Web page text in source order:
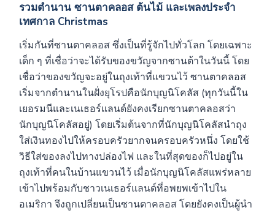
รวมตำนาน ซานตาคลอส ต้นไม้ และเพลงประจำ
เทศกาล Christmas
เริ่มกันที่ซานตาคลอส ซึ่งเป็นที่รู้จักไปทั่วโลก โดยเฉพาะ
เด็ก ๆ ที่เชื่อว่าจะได้รับของขวัญจากซานต้าในวันนี้ โดย
เชื่อว่าของขวัญจะอยู่ในถุงเท้าที่แขวนไว้ ซานตาคลอส
เริ่มจากตำนานในฝั่งยุโรปคือนักบุญนิโคลัส (ทุกวันนี้ใน
เยอรมนีและเนเธอร์แลนด์ยังคงเรียกซานตาคลอสว่า
นักบุญนิโคลัสอยู่) โดยเริ่มต้นจากที่นักบุญนิโคลัสนำถุง
ใส่เงินทองไปให้ครอบครัวยากจนครอบครัวหนึ่ง โดยใช้
วิธีใส่ของลงไปทางปล่องไฟ และในที่สุดของก็ไปอยู่ใน
ถุงเท้าที่คนในบ้านแขวนไว้ เมื่อนักบุญนิโคลัสแพร่หลาย
เข้าไปพร้อมกับชาวเนเธอร์แลนด์ที่อพยพเข้าไปใน
อเมริกา จึงถูกเปลี่ยนเป็นซานตาคลอส โดยยังคงเป็นผู้นำ